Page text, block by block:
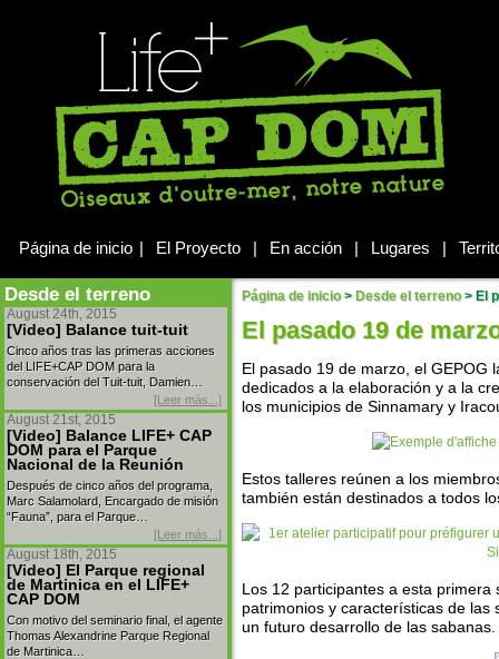
Página de inicio | El Proyecto | En acción | Lugares |
Desde el terreno
August 24th, 2015
[Video] Balance tuit-tuit
Cinco años tras las primeras acciones
del LIFE+CAP DOM para la
conservación del Tuit-tuit, Damien…
[Leer más...]
August 21st, 2015
[Video] Balance LIFE+ CAP
DOM para el Parque
Nacional de la Reunión
Después de cinco años del programa,
Marc Salamolard, Encargado de misión
“Fauna”, para el Parque…
[Leer más...]
August 18th, 2015
[Video] El Parque regional
de Martinica en el LIFE+
CAP DOM
Con motivo del seminario final, el agente
Thomas Alexandrine Parque Regional
de Martinica…
Página de inicio > Desde el terreno >El
El pasado 19 de
El pasado 19 de marzo, el
dedicados a la elaboración y a la
los municipios de Sinnamary y
Estos talleres reúnen a los
también están destinados a todos
Los 12 participantes a esta
patrimonios y características de
un futuro desarrollo de las sabanas.